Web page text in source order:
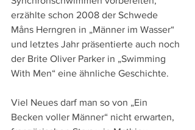
erzählte schon 2008 der Schwede
Måns Herngren in „Männer im Wasser“
und letztes Jahr präsentierte auch noch
der Brite Oliver Parker in „Swimming
With Men“ eine ähnliche Geschichte.
Viel Neues darf man so von „Ein
Becken voller Männer“ nicht erwarten,